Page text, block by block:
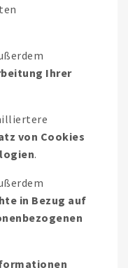
Ihrer
von Cookies
.
in Bezug auf